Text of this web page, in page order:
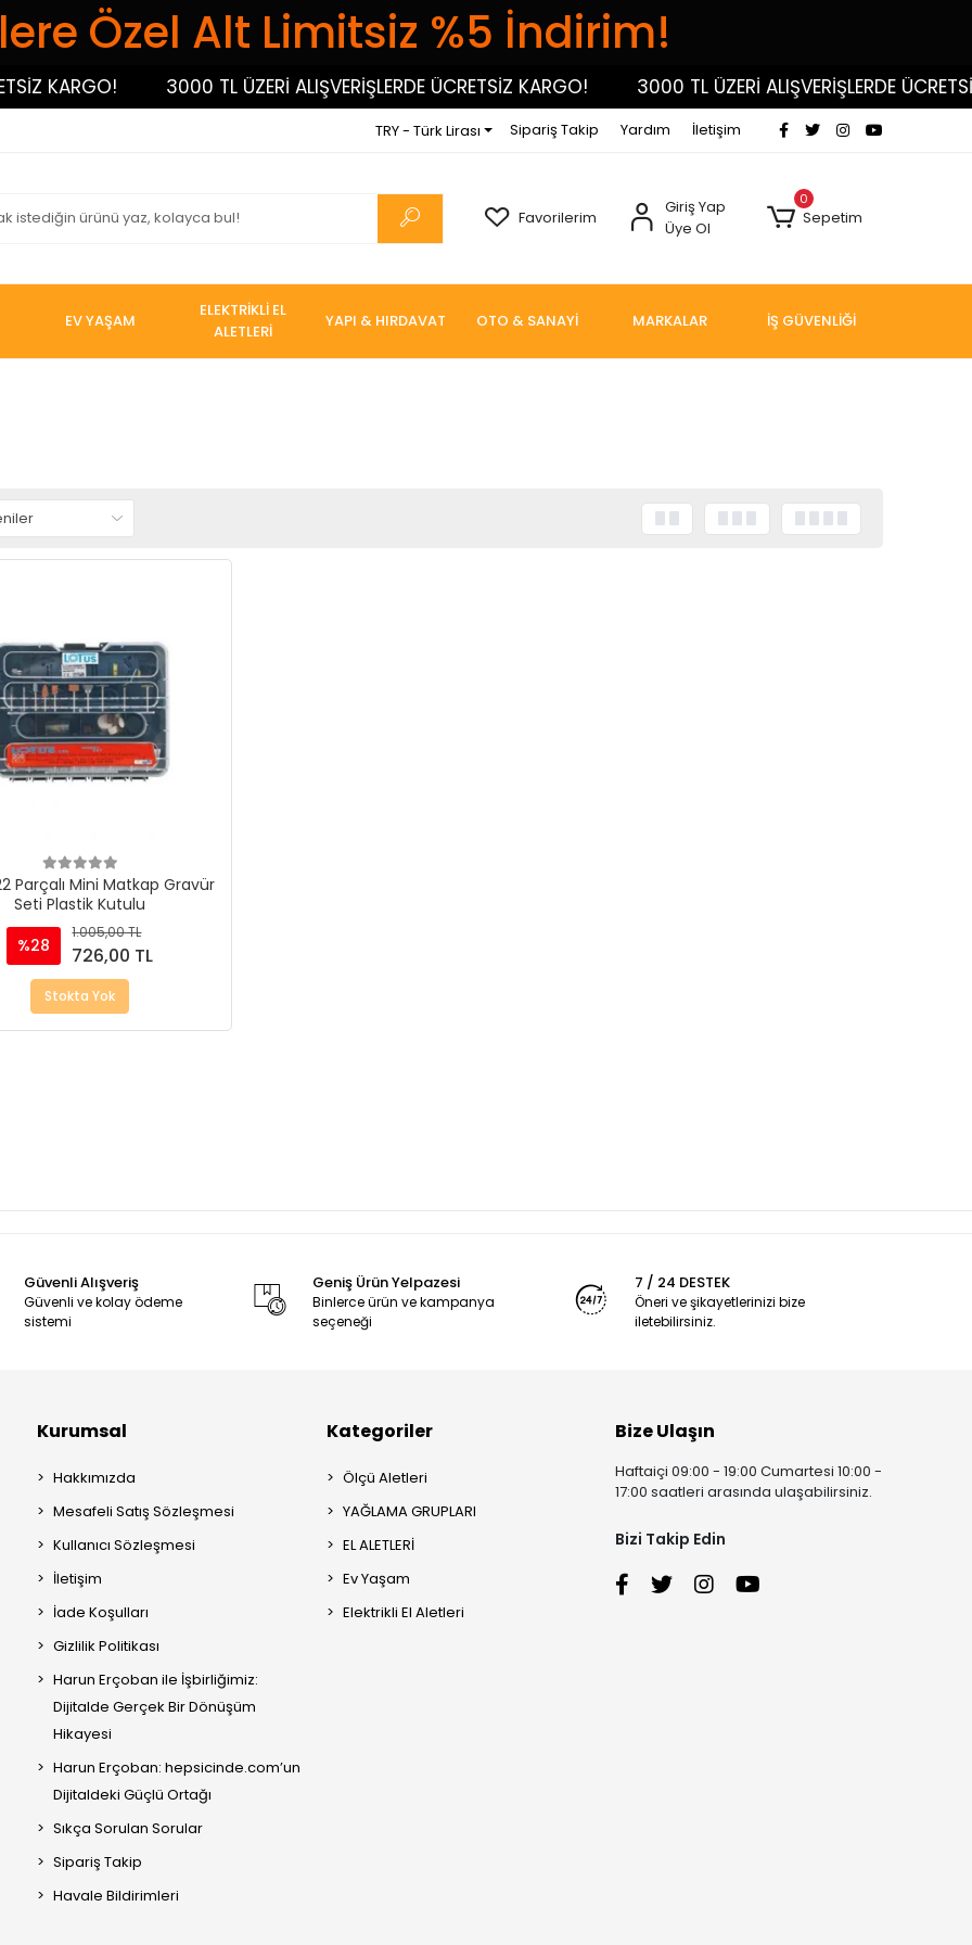
Özel Alt Limitsiz %5 İndirim!
KARGO! 3000 TL ÜZERİ ALIŞVERİŞLERDE ÜCRETSİZ KARGO! 3000 TL ÜZERİ ALIŞVERİŞLERDE ÜCRETSİZ
TRY - Türk Lirası Sipariş Takip Yardım İletişim
Favorilerim
Giriş Yap
Üye Ol
0
Sepetim
EV YAŞAM
ELEKTRİKLİ EL
ALETLERİ
YAPI & HIRDAVAT OTO & SANAYİ MARKALAR İŞ GÜVENLİĞİ
Parçalı Mini Matkap Gravür
Seti Plastik Kutulu
%28
1.005,00 TL
726,00 TL
Stokta Yok
Güvenli Alışveriş
Güvenli ve kolay ödeme
sistemi
Geniş Ürün Yelpazesi
Binlerce ürün ve kampanya
seçeneği
7 / 24 DESTEK
Öneri ve şikayetlerinizi bize
iletebilirsiniz.
Kurumsal
Hakkımızda
Mesafeli Satış Sözleşmesi
Kullanıcı Sözleşmesi
İletişim
İade Koşulları
Gizlilik Politikası
Harun Erçoban ile İşbirliğimiz:
Dijitalde Gerçek Bir Dönüşüm
Hikayesi
Harun Erçoban: hepsicinde.com’un
Dijitaldeki Güçlü Ortağı
Sıkça Sorulan Sorular
Sipariş Takip
Havale Bildirimleri
Kategoriler
Ölçü Aletleri
YAĞLAMA GRUPLARI
EL ALETLERİ
Ev Yaşam
Elektrikli El Aletleri
Bize Ulaşın
Haftaiçi 09:00 - 19:00 Cumartesi 10:00 -
17:00 saatleri arasında ulaşabilirsiniz.
Bizi Takip Edin